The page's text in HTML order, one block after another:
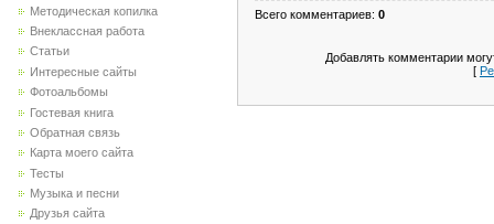
Методическая копилка
Внеклассная работа
Статьи
Интересные сайты
Фотоальбомы
Гостевая книга
Обратная связь
Карта моего сайта
Тесты
Музыка и песни
Друзья сайта
Всего комментариев: 0
Добавлять комментарии
[